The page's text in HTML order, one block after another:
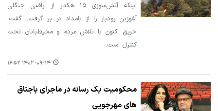
اینکه آتش‌سوزی ‌۱۵ هکتار از اراضی جنگلی
آغوزبن رودبار را از بامداد در بر گرفت، گفت:
حریق اکنون با تلاش مردم و محیط‌بانان تحت
کنترل است.
۱۴۰۲-۰۹-۱۴ ۱۶:۵۲
محکومیت یک رسانه در ماجرای باجناق
های مهرجویی